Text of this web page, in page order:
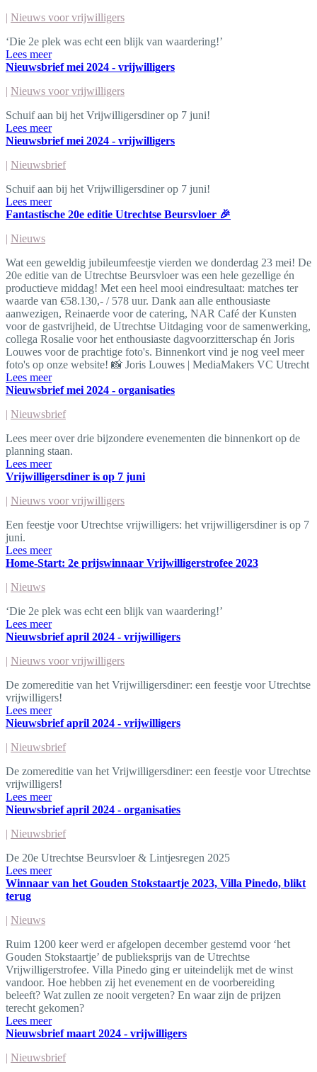
| Nieuws voor vrijwilligers
‘Die 2e plek was echt een blijk van waardering!’
Lees meer
Nieuwsbrief mei 2024 - vrijwilligers
| Nieuws voor vrijwilligers
Schuif aan bij het Vrijwilligersdiner op 7 juni!
Lees meer
Nieuwsbrief mei 2024 - vrijwilligers
| Nieuwsbrief
Schuif aan bij het Vrijwilligersdiner op 7 juni!
Lees meer
Fantastische 20e editie Utrechtse Beursvloer 🎉
| Nieuws
Wat een geweldig jubileumfeestje vierden we donderdag 23 mei! De
20e editie van de Utrechtse Beursvloer was een hele gezellige én
productieve middag! Met een heel mooi eindresultaat: matches ter
waarde van €58.130,- / 578 uur. Dank aan alle enthousiaste
aanwezigen, Reinaerde voor de catering, NAR Café der Kunsten
voor de gastvrijheid, de Utrechtse Uitdaging voor de samenwerking,
collega Rosalie voor het enthousiaste dagvoorzitterschap én Joris
Louwes voor de prachtige foto's. Binnenkort vind je nog veel meer
foto's op onze website! 📸 Joris Louwes | MediaMakers VC Utrecht
Lees meer
Nieuwsbrief mei 2024 - organisaties
| Nieuwsbrief
Lees meer over drie bijzondere evenementen die binnenkort op de
planning staan.
Lees meer
Vrijwilligersdiner is op 7 juni
| Nieuws voor vrijwilligers
Een feestje voor Utrechtse vrijwilligers: het vrijwilligersdiner is op 7
juni.
Lees meer
Home-Start: 2e prijswinnaar Vrijwilligerstrofee 2023
| Nieuws
‘Die 2e plek was echt een blijk van waardering!’
Lees meer
Nieuwsbrief april 2024 - vrijwilligers
| Nieuws voor vrijwilligers
De zomereditie van het Vrijwilligersdiner: een feestje voor Utrechtse
vrijwilligers!
Lees meer
Nieuwsbrief april 2024 - vrijwilligers
| Nieuwsbrief
De zomereditie van het Vrijwilligersdiner: een feestje voor Utrechtse
vrijwilligers!
Lees meer
Nieuwsbrief april 2024 - organisaties
| Nieuwsbrief
De 20e Utrechtse Beursvloer & Lintjesregen 2025
Lees meer
Winnaar van het Gouden Stokstaartje 2023, Villa Pinedo, blikt
terug
| Nieuws
Ruim 1200 keer werd er afgelopen december gestemd voor ‘het
Gouden Stokstaartje’ de publieksprijs van de Utrechtse
Vrijwilligerstrofee. Villa Pinedo ging er uiteindelijk met de winst
vandoor. Hoe hebben zij het evenement en de voorbereiding
beleeft? Wat zullen ze nooit vergeten? En waar zijn de prijzen
terecht gekomen?
Lees meer
Nieuwsbrief maart 2024 - vrijwilligers
| Nieuwsbrief